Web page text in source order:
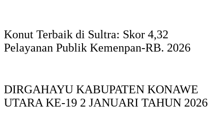
Konut Terbaik di Sultra: Skor 4,32
Pelayanan Publik Kemenpan-RB. 2026
DIRGAHAYU KABUPATEN KONAWE
UTARA KE-19 2 JANUARI TAHUN 2026